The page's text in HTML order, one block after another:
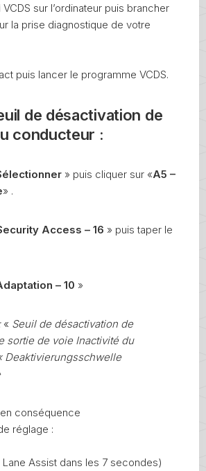
sur l’ordinateur puis brancher
la prise diagnostique de votre
puis lancer le programme VCDS.
de désactivation de
conducteur :
» puis cliquer sur «A5 –
» .
Access – 16 » puis taper le
– 10 »
« Seuil de désactivation de
sortie de voie Inactivité du
Deaktivierungsschwelle
conséquence
réglage :
Assist dans les 7 secondes)